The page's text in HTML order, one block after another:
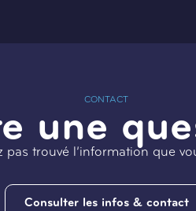
CONTACT
une
pas trouvé l’information que
Consulter les infos & contact